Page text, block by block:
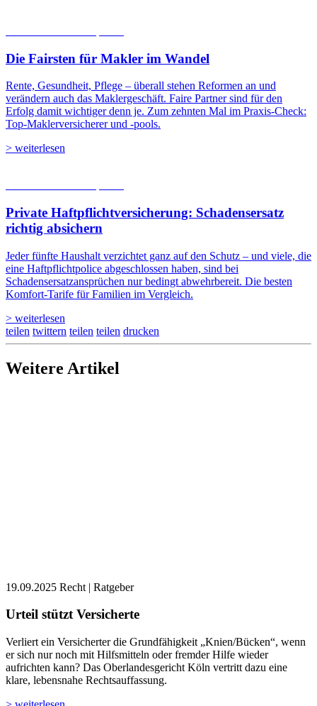
Die Fairsten für Makler im Wandel
Rente, Gesundheit, Pflege – überall stehen Reformen an und
verändern auch das Maklergeschäft. Faire Partner sind für den
Erfolg damit wichtiger denn je. Zum zehnten Mal im Praxis-Check:
Top-Maklerversicherer und -pools.
> weiterlesen
Private Haftpflicht­versicherung: Schadensersatz
richtig absichern
Jeder fünfte Haushalt verzichtet ganz auf den Schutz – und viele, die
eine Haftpflichtpolice abgeschlossen haben, sind bei
Schadensersatzansprüchen nur bedingt abwehrbereit. Die besten
Komfort-Tarife für Familien im Vergleich.
> weiterlesen
teilen twittern teilen teilen drucken
Weitere Artikel
19.09.2025 Recht | Ratgeber
Urteil stützt Versicherte
Verliert ein Versicherter die Grundfähigkeit „Knien/Bücken“, wenn
er sich nur noch mit Hilfsmitteln oder fremder Hilfe wieder
aufrichten kann? Das Oberlandesgericht Köln vertritt dazu eine
klare, lebensnahe Rechtsauffassung.